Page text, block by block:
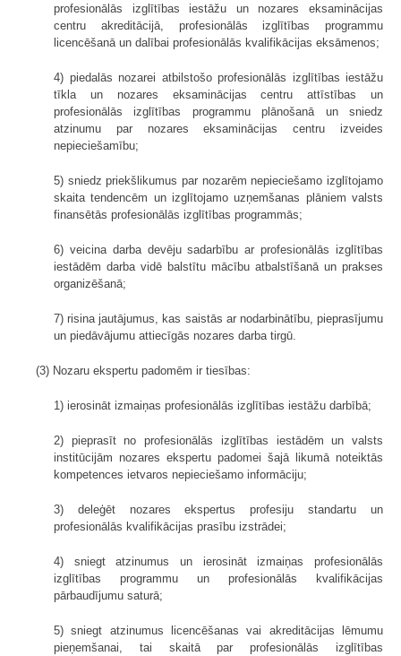
profesionālās izglītības iestāžu un nozares eksaminācijas
centru akreditācijā, profesionālās izglītības programmu
licencēšanā un dalībai profesionālās kvalifikācijas eksāmenos;
4) piedalās nozarei atbilstošo profesionālās izglītības iestāžu
tīkla un nozares eksaminācijas centru attīstības un
profesionālās izglītības programmu plānošanā un sniedz
atzinumu par nozares eksaminācijas centru izveides
nepieciešamību;
5) sniedz priekšlikumus par nozarēm nepieciešamo izglītojamo
skaita tendencēm un izglītojamo uzņemšanas plāniem valsts
finansētās profesionālās izglītības programmās;
6) veicina darba devēju sadarbību ar profesionālās izglītības
iestādēm darba vidē balstītu mācību atbalstīšanā un prakses
organizēšanā;
7) risina jautājumus, kas saistās ar nodarbinātību, pieprasījumu
un piedāvājumu attiecīgās nozares darba tirgū.
(3) Nozaru ekspertu padomēm ir tiesības:
1) ierosināt izmaiņas profesionālās izglītības iestāžu darbībā;
2) pieprasīt no profesionālās izglītības iestādēm un valsts
institūcijām nozares ekspertu padomei šajā likumā noteiktās
kompetences ietvaros nepieciešamo informāciju;
3) deleģēt nozares ekspertus profesiju standartu un
profesionālās kvalifikācijas prasību izstrādei;
4) sniegt atzinumus un ierosināt izmaiņas profesionālās
izglītības programmu un profesionālās kvalifikācijas
pārbaudījumu saturā;
5) sniegt atzinumus licencēšanas vai akreditācijas lēmumu
pieņemšanai, tai skaitā par profesionālās izglītības